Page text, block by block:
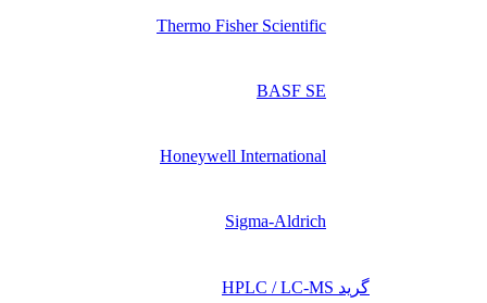
Thermo Fisher Scientific
BASF SE
Honeywell International
Sigma-Aldrich
گرید HPLC / LC-MS